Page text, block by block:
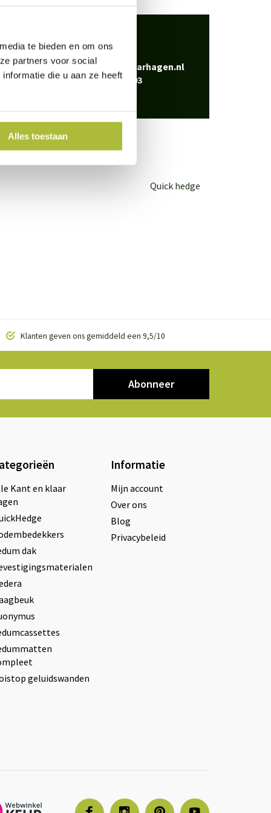
te bieden en om ons
partners voor social
die u aan ze heeft
Alles toestaan
Neem Bel0344-228103
Mailinfo@kantenklaarhagen.nl
Whatsapp0344-228103
Quick hedge
Klanten geven ons gemiddeld een 9,5/10
Abonneer
Kant en klaar
dak
geluidswanden
Informatie
Mijn account
Over ons
Blog
Privacybeleid